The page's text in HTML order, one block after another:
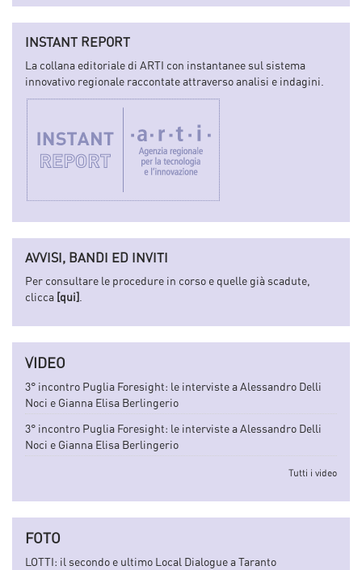
INSTANT REPORT
La collana editoriale di ARTI con instantanee sul sistema
innovativo regionale raccontate attraverso analisi e indagini.
AVVISI, BANDI ED INVITI
Per consultare le procedure in corso e quelle già scadute,
clicca [qui]
VIDEO
3° incontro Puglia Foresight: le interviste a Alessandro Delli
Noci e Gianna Elisa Berlingerio
3° incontro Puglia Foresight: le interviste a Alessandro Delli
Noci e Gianna Elisa Berlingerio
Tutti i video
FOTO
LOTTI: il secondo e ultimo Local Dialogue a Taranto